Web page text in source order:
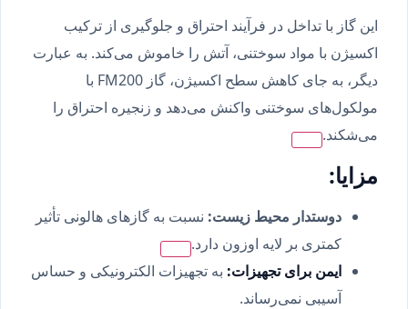
این گاز با تداخل در فرآیند احتراق و جلوگیری از ترکیب
اکسیژن با مواد سوختنی، آتش را خاموش می‌کند. به عبارت
دیگر، به جای کاهش سطح اکسیژن، گاز FM200 با
مولکول‌های سوختنی واکنش می‌دهد و زنجیره احتراق را
می‌شکند.
مزایا:
دوستدار محیط زیست:نسبت به گازهای هالونی تأثیر
کمتری بر لایه اوزون دارد.
ایمن برای تجهیزات:به تجهیزات الکترونیکی و حساس
آسیبی نمی‌رساند.